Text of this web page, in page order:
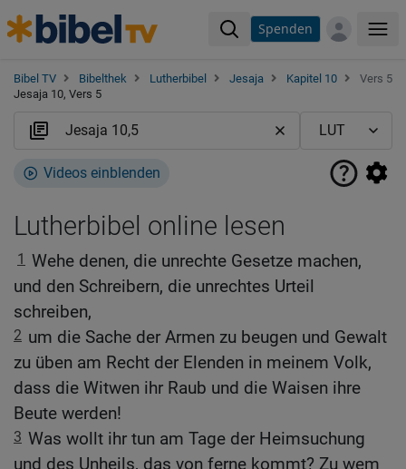
Spenden
Bibel TV Bibelthek Lutherbibel Jesaja Kapitel 10
Vers 5
Jesaja 10, Vers 5
Videos einblenden
Lutherbibel online lesen
1 Wehe denen, die unrechte Gesetze machen,
und den Schreibern, die unrechtes Urteil
schreiben,
2 um die Sache der Armen zu beugen und Gewalt
zu üben am Recht der Elenden in meinem Volk,
dass die Witwen ihr Raub und die Waisen ihre
Beute werden!
3 Was wollt ihr tun am Tage der Heimsuchung
und des Unheils, das von ferne kommt? Zu wem